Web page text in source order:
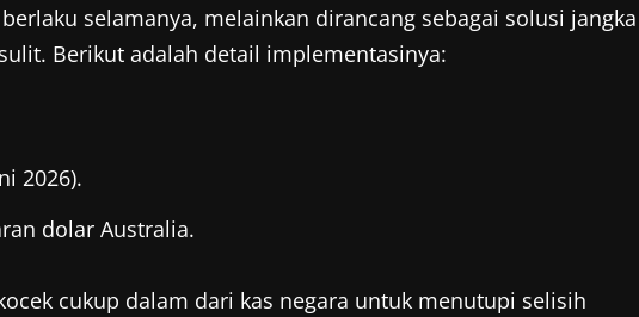
selamanya, melainkan dirancang sebagai solusi jangka
Berikut adalah detail implementasinya:
2026).
dolar Australia.
cukup dalam dari kas negara untuk menutupi selisih